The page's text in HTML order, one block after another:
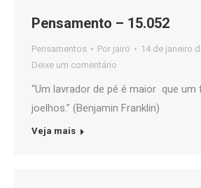
Pensamento – 15.052
Pensamentos Por jairo
14 de janeiro
Deixe um comentário
“Um lavrador de pé é maior que um
joelhos.” (Benjamin Franklin)
Veja mais